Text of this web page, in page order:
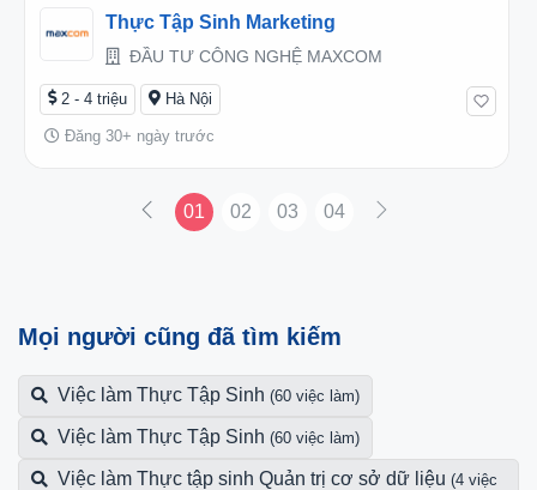
Thực Tập Sinh Marketing
ĐẦU TƯ CÔNG NGHỆ MAXCOM
2 - 4 triệu Hà Nội
Đăng 30+ ngày trước
01 02 03 04
Mọi người cũng đã tìm kiếm
Việc làm Thực Tập Sinh (60 việc làm)
Việc làm Thực Tập Sinh (60 việc làm)
Việc làm Thực tập sinh Quản trị cơ sở dữ liệu (4 việc